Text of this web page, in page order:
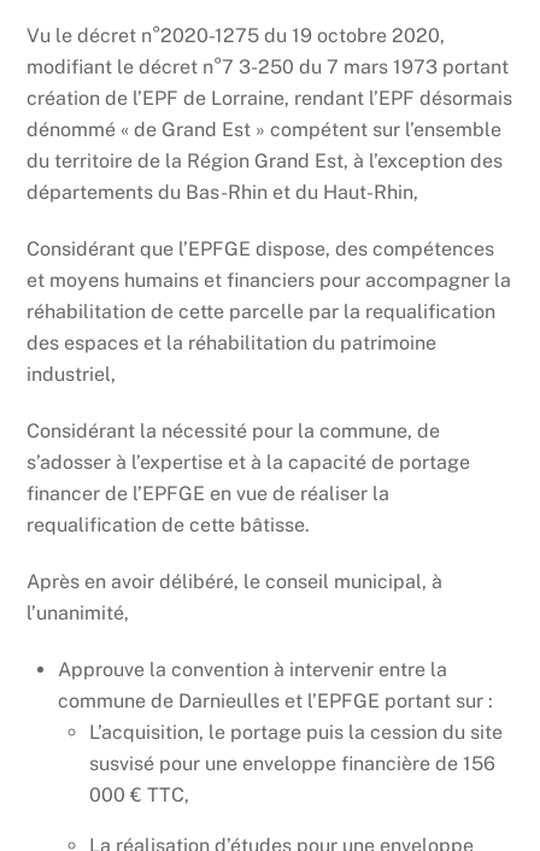
Vu le décret n°2020-1275 du 19 octobre 2020,
modifiant le décret n°7 3-250 du 7 mars 1973 portant
création de l’EPF de Lorraine, rendant l’EPF désormais
dénommé « de Grand Est » compétent sur l’ensemble
du territoire de la Région Grand Est, à l’exception des
départements du Bas-Rhin et du Haut-Rhin,
Considérant que l’EPFGE dispose, des compétences
et moyens humains et financiers pour accompagner la
réhabilitation de cette parcelle par la requalification
des espaces et la réhabilitation du patrimoine
industriel,
Considérant la nécessité pour la commune, de
s’adosser à l’expertise et à la capacité de portage
financer de l’EPFGE en vue de réaliser la
requalification de cette bâtisse.
Après en avoir délibéré, le conseil municipal, à
l’unanimité,
Approuve la convention à intervenir entre la
commune de Darnieulles et l’EPFGE portant sur :
L’acquisition, le portage puis la cession du site
susvisé pour une enveloppe financière de 156
000 € TTC,
La réalisation d’études pour une enveloppe